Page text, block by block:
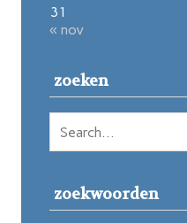
31
« nov
zoeken
zoekwoorden